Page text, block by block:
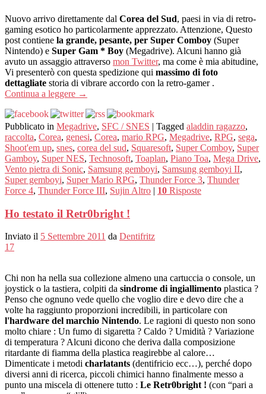
Nuovo arrivo direttamente dal Corea del Sud, paesi in via di retro-
gaming esotico ho particolarmente apprezzato. Attenzione, Questo
post contiene la grande, pesante, per Super Comboy (Super
Nintendo) e Super Gam * Boy (Megadrive). Alcuni hanno già
avuto un assaggio attraverso mon Twitter, ma come è mia abitudine,
Vi presenterò con questa spedizione qui massimo di foto
dettagliate storia di vibrare accordo con la retro-gamer .
Continua a leggere →
Pubblicato in Megadrive, SFC / SNES | Tagged aladdin ragazzo,
raccolta, Corea, genesi, Corea, mario RPG, Megadrive, RPG, sega,
Shoot'em up, snes, corea del sud, Squaresoft, Super Comboy, Super
Gamboy, Super NES, Technosoft, Toaplan, Piano Toa, Mega Drive,
Vento pietra di Sonic, Samsung gemboyi, Samsung gemboyi II,
Super gemboyi, Super Mario RPG, Thunder Force 3, Thunder
Force 4, Thunder Force III, Sujin Altro | 10 Risposte
Ho testato il Retr0bright !
Inviato il 5 Settembre 2011 da Dentifritz
17
Chi non ha nella sua collezione almeno una cartuccia o console, un
joystick o la tastiera, colpiti da sindrome di ingiallimento plastica ?
Penso che ognuno vede quello che voglio dire e devo dire che a
volte ha raggiunto proporzioni incredibili, in particolare con
l'hardware del marchio Nintendo. Le ragioni di questo non sono
molto chiare : Un fumo di sigaretta ? Caldo ? Umidità ? Variazione
di temperatura ? Alcuni dicono che deriva dalla composizione
ritardante di fiamma della plastica reagirebbe al calore…
Dimenticate i metodi charlatants (dentifricio ecc…), perché dopo
diversi anni di ricerca, piccoli chimici hanno finalmente messo a
punto una miscela di ottenere tutto : Le Retr0bright ! (con “pari a